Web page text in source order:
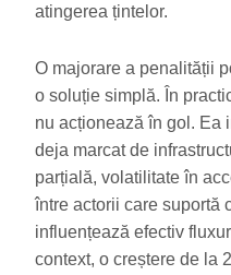
atingerea țintelor.
O majorare a penalității
o soluție simplă. În
nu acționează în gol. Ea
deja marcat de
parțială, volatilitate în
între actorii care suportă
influențează efectiv
context, o creștere de la